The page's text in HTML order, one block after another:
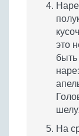
это
На